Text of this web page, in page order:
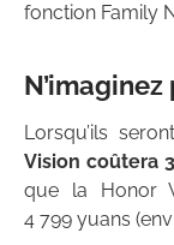
fonction Family
Lorsqu’ils
Vision coûtera
que la Honor
4 799 yuans